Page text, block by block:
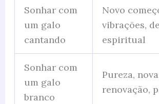
Sonhar com
um galo
cantando
Novo
vibrações,
espiritual
Sonhar com
um galo
branco
Pureza,
renovação,